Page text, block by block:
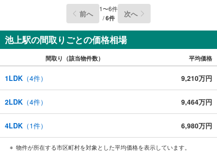
前へ 1〜6件
/6件 次へ
池上駅の間取りごとの価格相場
間取り（該当物件数） 平均価格
1LDK （4件） 9,210万円
2LDK （4件） 9,464万円
4LDK （1件） 6,980万円
物件が所在する市区町村を対象とした平均価格を表示しています。